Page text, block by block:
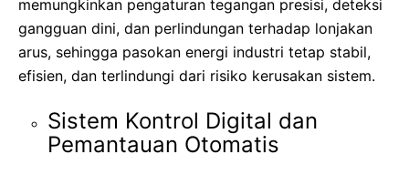
memungkinkan pengaturan tegangan presisi, deteksi
gangguan dini, dan perlindungan terhadap lonjakan
arus, sehingga pasokan energi industri tetap stabil,
efisien, dan terlindungi dari risiko kerusakan sistem.
Sistem Kontrol Digital dan
Pemantauan Otomatis